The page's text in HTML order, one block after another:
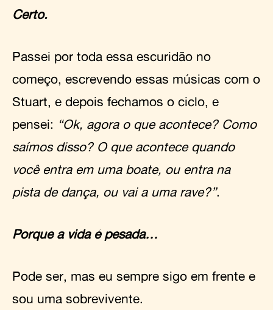
Certo.
Passei por toda essa escuridão no
começo, escrevendo essas músicas com o
Stuart, e depois fechamos o ciclo, e
pensei: “Ok, agora o que acontece? Como
saímos disso? O que acontece quando
você entra em uma boate, ou entra na
pista de dança, ou vai a uma rave?”.
Porque a vida é pesada…
Pode ser, mas eu sempre sigo em frente e
sou uma sobrevivente.